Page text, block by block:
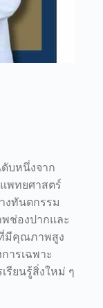
บหนึ่งจาก
พทยศาสตร์
งทันตกรรม
พช่องปากและ
มีคุณภาพสูง
ารเฉพาะ
รียนรู้สิ่งใหม่ ๆ